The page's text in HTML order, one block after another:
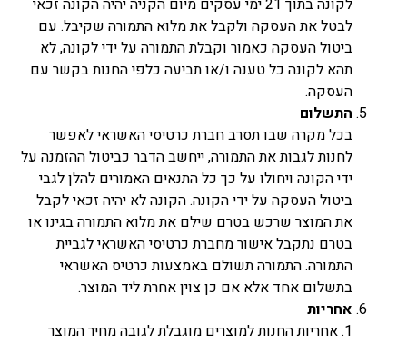
לקונה בתוך 21 ימי עסקים מיום הקניה יהיה הקונה זכאי
לבטל את העסקה ולקבל את מלוא התמורה שקיבל. עם
ביטול העסקה כאמור וקבלת התמורה על ידי לקונה, לא
תהא לקונה כל טענה ו/או תביעה כלפי החנות בקשר עם
העסקה.
התשלום
בכל מקרה שבו תסרב חברת כרטיסי האשראי לאפשר
לחנות לגבות את התמורה, ייחשב הדבר כביטול ההזמנה על
ידי הקונה ויחולו על כך כל התנאים האמורים להלן לגבי
ביטול העסקה על ידי הקונה. הקונה לא יהיה זכאי לקבל
את המוצר שרכש בטרם שילם את מלוא התמורה בגינו או
בטרם נתקבל אישור מחברת כרטיסי האשראי לגביית
התמורה. התמורה תשולם באמצעות כרטיס האשראי
בתשלום אחד אלא אם כן צוין אחרת ליד המוצר.
אחריות
1. אחריות החנות למוצרים מוגבלת לגובה מחיר המוצר